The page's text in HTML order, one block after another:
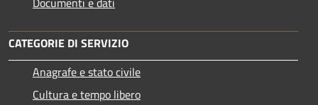
CATEGORIE DI SERVIZIO
Anagrafe e stato civile
Cultura e tempo libero